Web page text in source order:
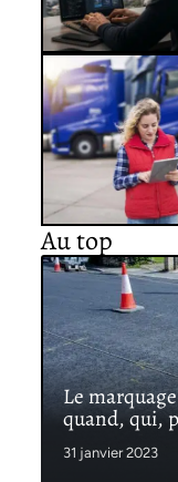
Au top
Le
quand, qui,
31 janvier 2023